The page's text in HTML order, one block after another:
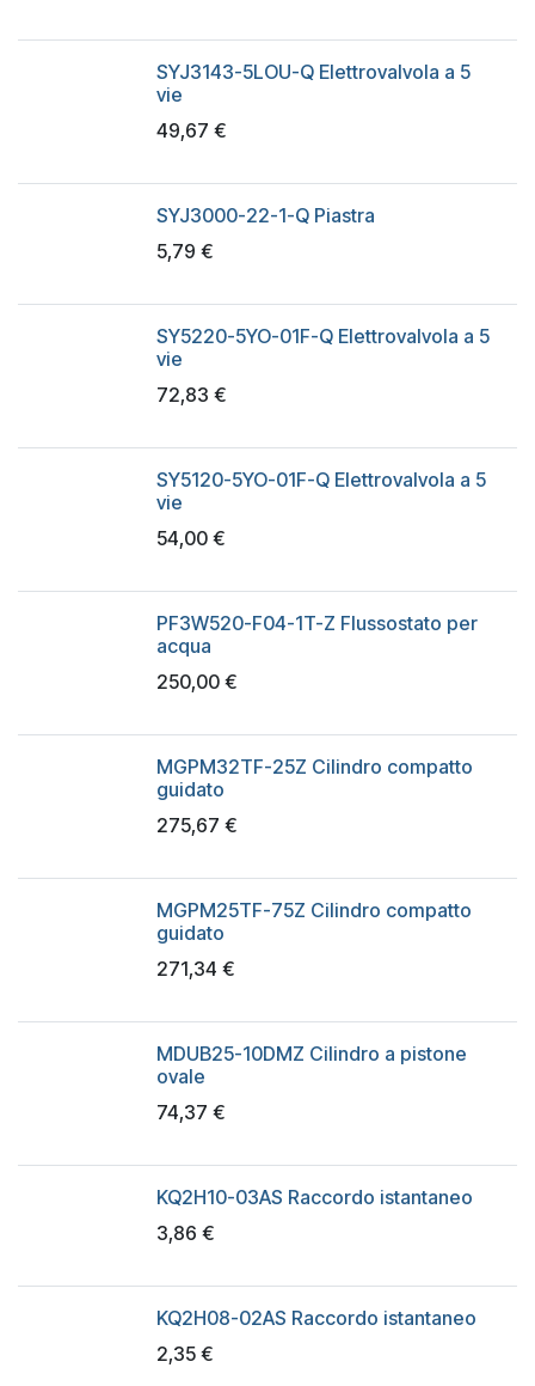
SYJ3143-5LOU-Q Elettrovalvola a 5
vie
49,67 €
SYJ3000-22-1-Q Piastra
5,79 €
SY5220-5YO-01F-Q Elettrovalvola a 5
vie
72,83 €
SY5120-5YO-01F-Q Elettrovalvola a 5
vie
54,00 €
PF3W520-F04-1T-Z Flussostato per
acqua
250,00 €
MGPM32TF-25Z Cilindro compatto
guidato
275,67 €
MGPM25TF-75Z Cilindro compatto
guidato
271,34 €
MDUB25-10DMZ Cilindro a pistone
ovale
74,37 €
KQ2H10-03AS Raccordo istantaneo
3,86 €
KQ2H08-02AS Raccordo istantaneo
2,35 €